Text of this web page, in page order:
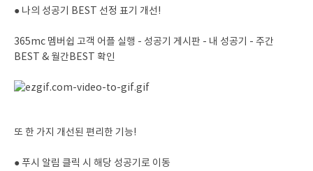
● 나의 성공기 BEST 선정 표기 개선!
365mc 멤버쉽 고객 어플 실행 - 성공기 게시판 - 내 성공기 - 주간
BEST & 월간BEST 확인
또 한 가지 개선된 편리한 기능!
● 푸시 알림 클릭 시 해당 성공기로 이동